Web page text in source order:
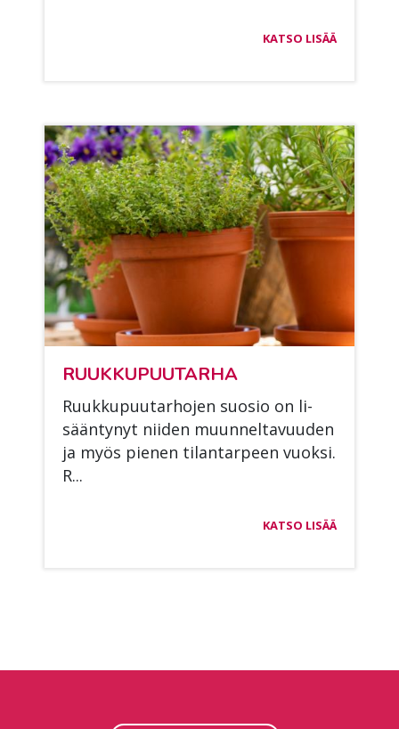
KATSO LISÄÄ
RUUK­KU­PUU­TAR­HA
Ruuk­ku­puu­tar­ho­jen suo­sio on li­
sään­ty­nyt nii­den muun­nel­ta­vuu­den
ja myös pie­nen ti­lan­tar­peen vuok­si.
R...
KATSO LISÄÄ